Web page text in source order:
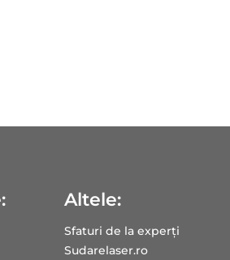
Altele:
Sfaturi de la experți
Sudarelaser.ro